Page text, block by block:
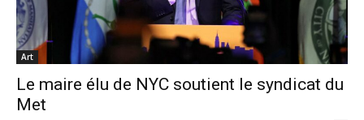
Art
Le maire élu de NYC soutient le syndicat du
Met